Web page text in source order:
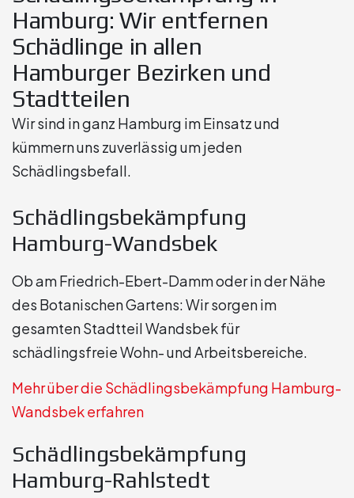
Hamburg: Wir entfernen
Schädlinge in allen
Hamburger Bezirken und
Stadtteilen
Wir sind in ganz Hamburg im Einsatz und
kümmern uns zuverlässig um jeden
Schädlingsbefall.
Schädlingsbekämpfung
Hamburg-Wandsbek
Ob am Friedrich-Ebert-Damm oder in der Nähe
des Botanischen Gartens: Wir sorgen im
gesamten Stadtteil Wandsbek für
schädlingsfreie Wohn- und Arbeitsbereiche.
Mehr über die Schädlingsbekämpfung Hamburg-
Wandsbek erfahren
Schädlingsbekämpfung
Hamburg-Rahlstedt